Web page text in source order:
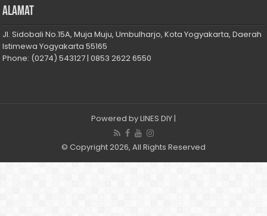
Alamat
Jl. Sidobali No.15A, Muja Muju, Umbulharjo, Kota Yogyakarta, Daerah
Istimewa Yogyakarta 55165
Phone: (0274) 543127 | 0853 2622 6550
Powered byLINES DIY|
© Copyright 2026, All Rights Reserved